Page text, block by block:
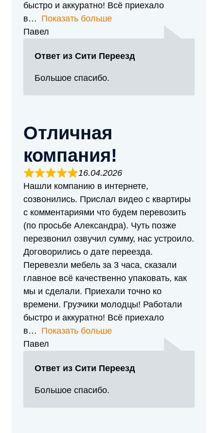
быстро и аккуратно! Всё приехало
в
Показать больше
Павел
Ответ из Сити Переезд
Большое спасибо.
Отличная
компания!
16.04.2026
Нашли компанию в интернете,
созвонились. Прислал видео с квартиры
с комментариями что будем перевозить
(по просьбе Александра). Чуть позже
перезвонил озвучил сумму, нас устроило.
Договорились о дате переезда.
Перевезли мебель за 3 часа, сказали
главное всё качественно упаковать, как
мы и сделали. Приехали точно ко
времени. Грузчики молодцы! Работали
быстро и аккуратно! Всё приехало
в
Показать больше
Павел
Ответ из Сити Переезд
Большое спасибо.